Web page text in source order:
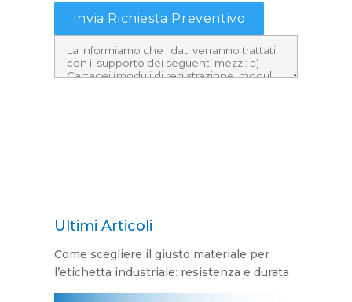
Ultimi Articoli
Come scegliere il giusto materiale per
l’etichetta industriale: resistenza e durata